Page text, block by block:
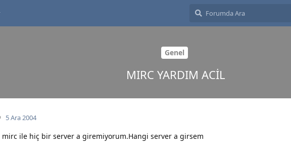
Genel
MIRC YARDIM ACİL
5 Ara 2004
ile hiç bir server a giremiyorum.Hangi server a girsem